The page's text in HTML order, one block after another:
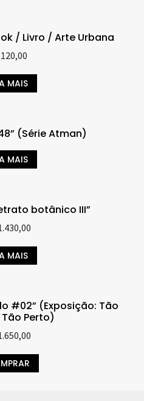
/ Livro / Arte Urbana
120,00
MAIS
(Série Atman)
MAIS
botânico III”
MAIS
#02” (Exposição: Tão
Perto)